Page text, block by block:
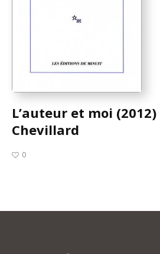
L’auteur et moi (2012)
Chevillard
0